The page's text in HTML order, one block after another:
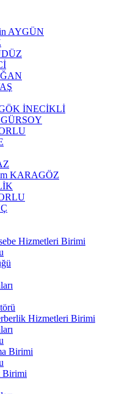
AYGÜN
İNECİKLİ
KARAGÖZ
Hizmetleri Birimi
Hizmetleri Birimi
Birimi
Birimi